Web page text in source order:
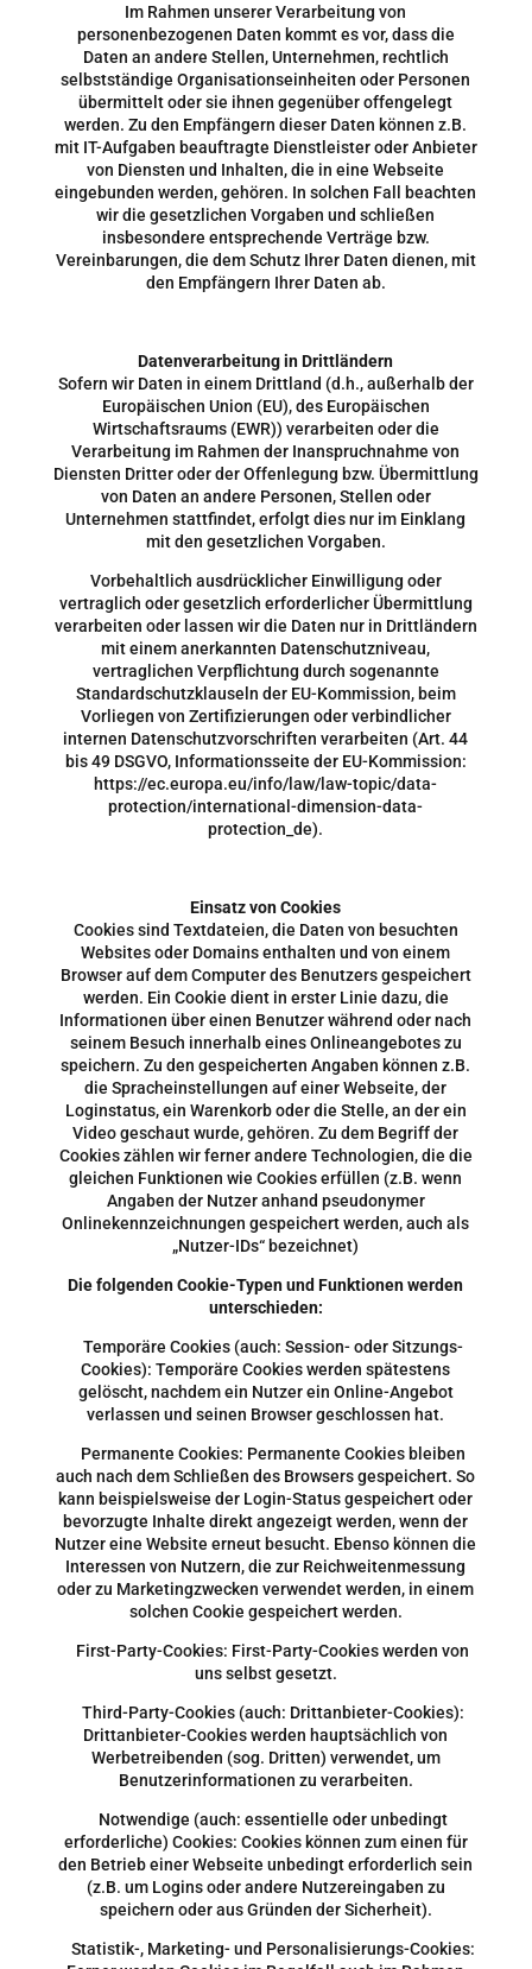
Im Rahmen unserer Verarbeitung von
personenbezogenen Daten kommt es vor, dass die
Daten an andere Stellen, Unternehmen, rechtlich
selbstständige Organisationseinheiten oder Personen
übermittelt oder sie ihnen gegenüber offengelegt
werden. Zu den Empfängern dieser Daten können z.B.
mit IT-Aufgaben beauftragte Dienstleister oder Anbieter
von Diensten und Inhalten, die in eine Webseite
eingebunden werden, gehören. In solchen Fall beachten
wir die gesetzlichen Vorgaben und schließen
insbesondere entsprechende Verträge bzw.
Vereinbarungen, die dem Schutz Ihrer Daten dienen, mit
den Empfängern Ihrer Daten ab.
Datenverarbeitung in Drittländern
Sofern wir Daten in einem Drittland (d.h., außerhalb der
Europäischen Union (EU), des Europäischen
Wirtschaftsraums (EWR)) verarbeiten oder die
Verarbeitung im Rahmen der Inanspruchnahme von
Diensten Dritter oder der Offenlegung bzw. Übermittlung
von Daten an andere Personen, Stellen oder
Unternehmen stattfindet, erfolgt dies nur im Einklang
mit den gesetzlichen Vorgaben.
Vorbehaltlich ausdrücklicher Einwilligung oder
vertraglich oder gesetzlich erforderlicher Übermittlung
verarbeiten oder lassen wir die Daten nur in Drittländern
mit einem anerkannten Datenschutzniveau,
vertraglichen Verpflichtung durch sogenannte
Standardschutzklauseln der EU-Kommission, beim
Vorliegen von Zertifizierungen oder verbindlicher
internen Datenschutzvorschriften verarbeiten (Art. 44
bis 49 DSGVO, Informationsseite der EU-Kommission:
https://ec.europa.eu/info/law/law-topic/data-
protection/international-dimension-data-
protection_de).
Einsatz von Cookies
Cookies sind Textdateien, die Daten von besuchten
Websites oder Domains enthalten und von einem
Browser auf dem Computer des Benutzers gespeichert
werden. Ein Cookie dient in erster Linie dazu, die
Informationen über einen Benutzer während oder nach
seinem Besuch innerhalb eines Onlineangebotes zu
speichern. Zu den gespeicherten Angaben können z.B.
die Spracheinstellungen auf einer Webseite, der
Loginstatus, ein Warenkorb oder die Stelle, an der ein
Video geschaut wurde, gehören. Zu dem Begriff der
Cookies zählen wir ferner andere Technologien, die die
gleichen Funktionen wie Cookies erfüllen (z.B. wenn
Angaben der Nutzer anhand pseudonymer
Onlinekennzeichnungen gespeichert werden, auch als
„Nutzer-IDs“ bezeichnet)
Die folgenden Cookie-Typen und Funktionen werden
unterschieden:
Temporäre Cookies (auch: Session- oder Sitzungs-
Cookies): Temporäre Cookies werden spätestens
gelöscht, nachdem ein Nutzer ein Online-Angebot
verlassen und seinen Browser geschlossen hat.
Permanente Cookies: Permanente Cookies bleiben
auch nach dem Schließen des Browsers gespeichert. So
kann beispielsweise der Login-Status gespeichert oder
bevorzugte Inhalte direkt angezeigt werden, wenn der
Nutzer eine Website erneut besucht. Ebenso können die
Interessen von Nutzern, die zur Reichweitenmessung
oder zu Marketingzwecken verwendet werden, in einem
solchen Cookie gespeichert werden.
First-Party-Cookies: First-Party-Cookies werden von
uns selbst gesetzt.
Third-Party-Cookies (auch: Drittanbieter-Cookies):
Drittanbieter-Cookies werden hauptsächlich von
Werbetreibenden (sog. Dritten) verwendet, um
Benutzerinformationen zu verarbeiten.
Notwendige (auch: essentielle oder unbedingt
erforderliche) Cookies: Cookies können zum einen für
den Betrieb einer Webseite unbedingt erforderlich sein
(z.B. um Logins oder andere Nutzereingaben zu
speichern oder aus Gründen der Sicherheit).
Statistik-, Marketing- und Personalisierungs-Cookies: